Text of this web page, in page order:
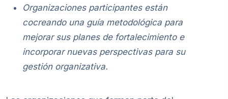
Organizaciones participantes están
cocreando una guía metodológica para
mejorar sus planes de fortalecimiento e
incorporar nuevas perspectivas para su
gestión organizativa.